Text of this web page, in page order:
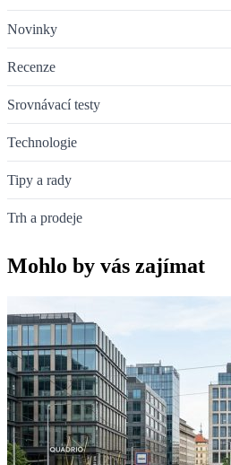
Novinky
Recenze
Srovnávací testy
Technologie
Tipy a rady
Trh a prodeje
Mohlo by vás zajímat